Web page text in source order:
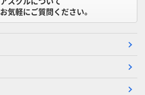
お気軽にご質問ください。